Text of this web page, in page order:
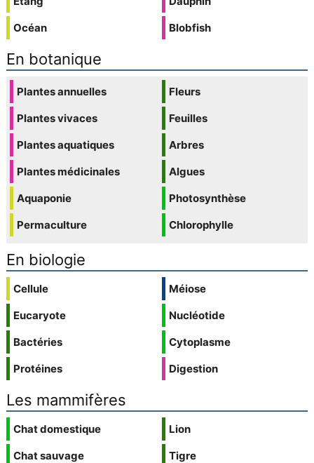
Océan
Blobfish
En botanique
Plantes annuelles
Plantes vivaces
Plantes aquatiques
Plantes médicinales
Aquaponie
Permaculture
Fleurs
Feuilles
Arbres
Algues
Photosynthèse
Chlorophylle
En biologie
Cellule
Eucaryote
Bactéries
Protéines
Méiose
Nucléotide
Cytoplasme
Digestion
Les mammifères
Chat domestique
Chat sauvage
Lion
Tigre